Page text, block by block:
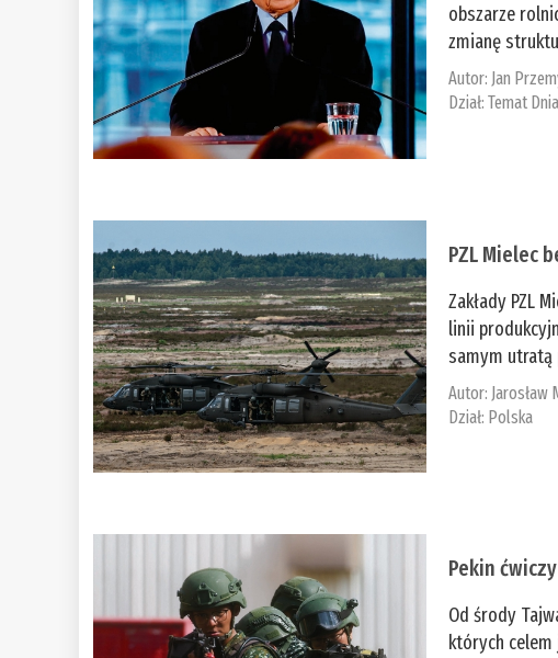
obszarze
zmianę
Autor: Jan
Dział:Temat Dnia
PZL Mielec
Zakłady PZL
linii
samym utratą
Autor: Jarosław
Dział: Polska
Pekin
Od środy
których